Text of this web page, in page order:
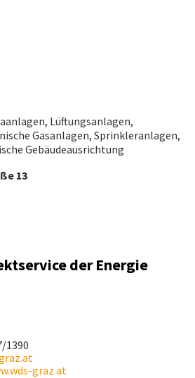
Lüftungsanlagen,
Gasanlagen, Sprinkleranlagen,
Gebäudeausrichtung
13
der Energie
1390
graz.at